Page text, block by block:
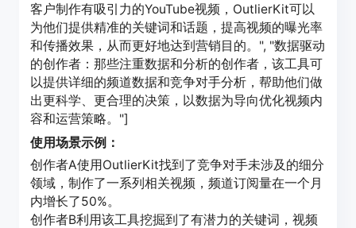
客户制作有吸引力的YouTube视频，OutlierKit可以
为他们提供精准的关键词和话题，提高视频的曝光率
和传播效果，从而更好地达到营销目的。", "数据驱动
的创作者：那些注重数据和分析的创作者，该工具可
以提供详细的频道数据和竞争对手分析，帮助他们做
出更科学、更合理的决策，以数据为导向优化视频内
容和运营策略。"]
使用场景示例：
创作者A使用OutlierKit找到了竞争对手未涉及的细分
领域，制作了一系列相关视频，频道订阅量在一个月
内增长了50%。
创作者B利用该工具挖掘到了有潜力的关键词，视频